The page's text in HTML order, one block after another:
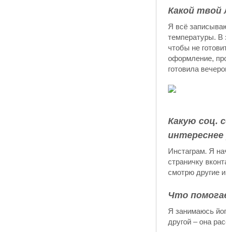
Какой твой
Я всё
температуры. В
чтобы не
оформление,
готовила
Какую соц.
Инстаграм. Я
страничку
смотрю другие
Что
Я занимаюсь
другой – она